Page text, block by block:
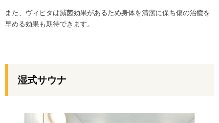
また、ヴィヒタは減菌効果があるため身体を清潔に保ち傷の治癒を
早める効果も期待できます。
湿式サウナ